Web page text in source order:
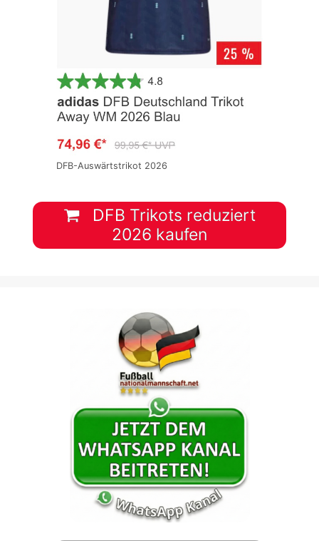
DFB-Auswärtstrikot 2026
DFB Trikots reduziert
2026 kaufen